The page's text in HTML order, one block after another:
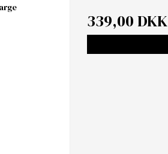
339,00 DKK